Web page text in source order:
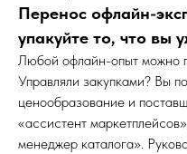
Перенос офлайн-
упакуйте то, что вы
Любой офлайн-опыт можно
Управляли закупками? Вы
ценообразование и
«ассистент
менеджер каталога».